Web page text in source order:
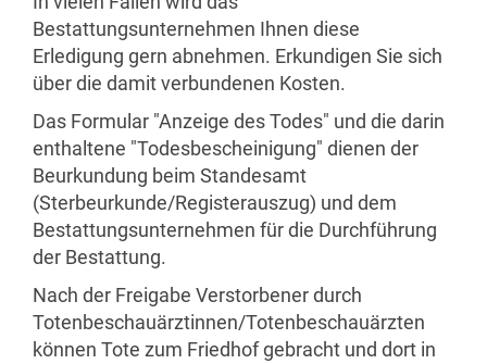
Bestattungsunternehmen Ihnen diese
Erledigung gern abnehmen. Erkundigen Sie sich
über die damit verbundenen Kosten.
Das Formular "Anzeige des Todes" und die darin
enthaltene "Todesbescheinigung" dienen der
Beurkundung beim Standesamt
(Sterbeurkunde/Registerauszug) und dem
Bestattungsunternehmen für die Durchführung
der Bestattung.
Nach der Freigabe Verstorbener durch
Totenbeschauärztinnen/Totenbeschauärzten
können Tote zum Friedhof gebracht und dort in